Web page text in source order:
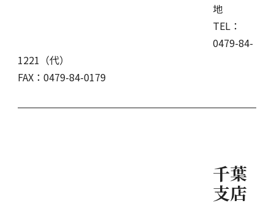
地
TEL：
0479-84-
1221（代）
FAX：0479-84-0179
千葉
支店